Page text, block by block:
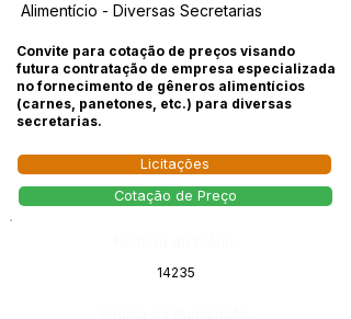
Alimentício - Diversas Secretarias
Convite para cotação de preços visando
futura contratação de empresa especializada
no fornecimento de gêneros alimentícios
(carnes, panetones, etc.) para diversas
secretarias.
Licitações
Cotação de Preço
14235